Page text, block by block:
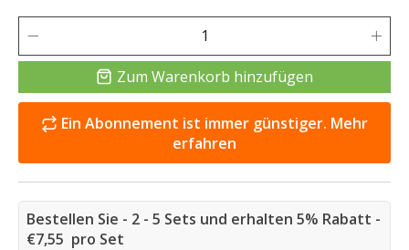
Zum Warenkorb hinzufügen
Ein Abonnement ist immer günstiger. Mehr
erfahren
Bestellen Sie - 2 - 5 Sets und erhalten 5% Rabatt -
€7,55 pro Set